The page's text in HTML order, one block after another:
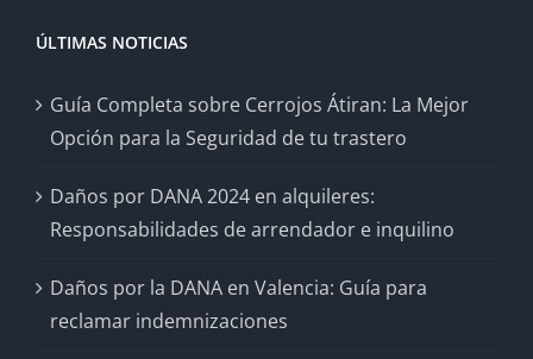
ÚLTIMAS NOTICIAS
Guía Completa sobre Cerrojos Átiran: La Mejor
Opción para la Seguridad de tu trastero
Daños por DANA 2024 en alquileres:
Responsabilidades de arrendador e inquilino
Daños por la DANA en Valencia: Guía para
reclamar indemnizaciones